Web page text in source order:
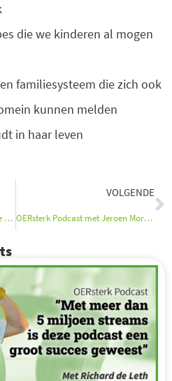
die we kinderen al mogen
familiesysteem die zich ook
kunnen melden
in haar leven
OERsterk Podcast met Richard de Leth en Drs. Barbara Kok
VOLGENDE
OERsterk Podcast met Jeroen Morssink & Judith van Gaalen